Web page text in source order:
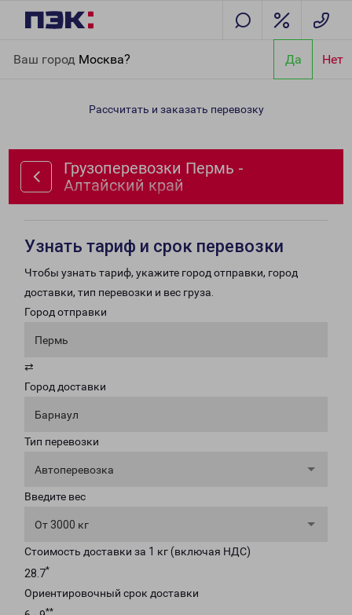
Ваш город Москва? Да Нет
край
Рассчитать и заказать перевозку
Грузоперевозки Пермь -
Алтайский край
Узнать тариф и срок перевозки
Чтобы узнать тариф, укажите город отправки, город
доставки, тип перевозки и вес груза.
Город отправки
Пермь
⇄
Город доставки
Барнаул
Тип перевозки
Автоперевозка
Введите вес
От 3000 кг
Стоимость доставки за 1 кг (включая НДС)
28.7*
Ориентировочный срок доставки
**